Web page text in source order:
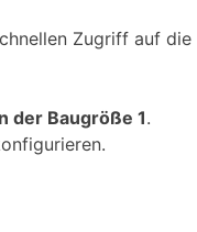
Zugriff auf die
der Baugröße 1.